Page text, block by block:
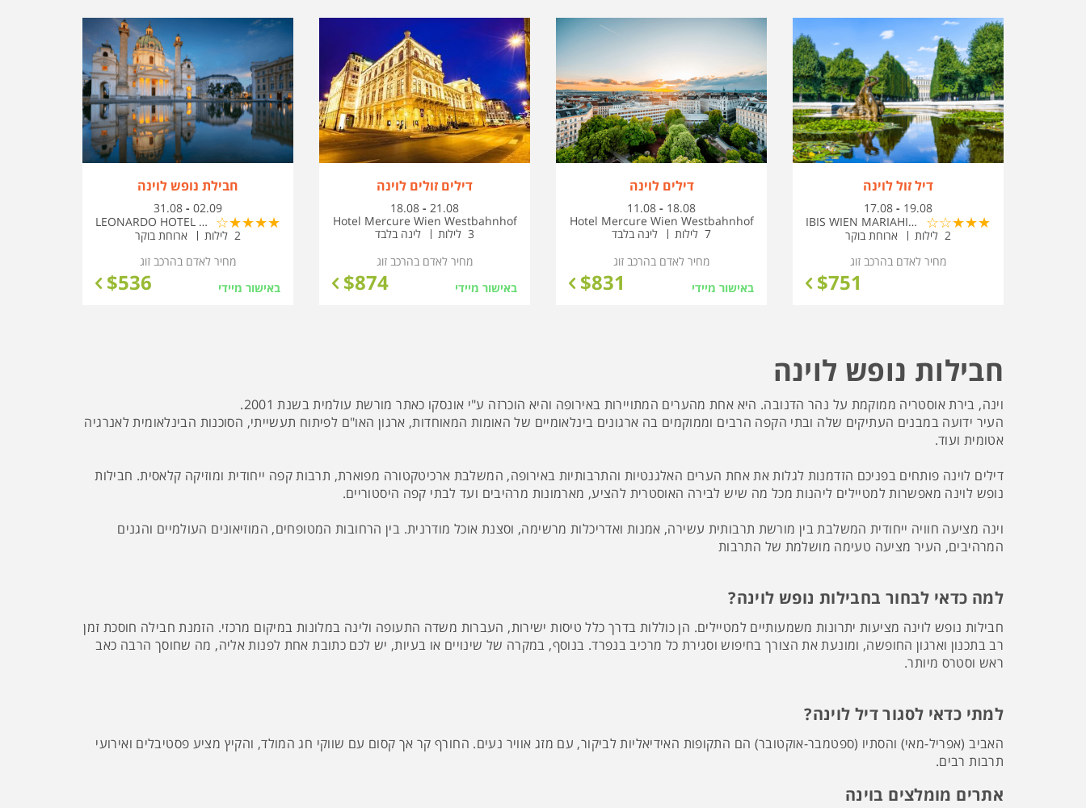
דיל זול לוינה
בין
התאריכים,
17.08- 19.08
IBIS WIEN MARIAHILF HOTEL
2 לילות
ארוחת בוקר
$751
מחיר לאדם בהרכב זוג
דילים לוינה
בין
התאריכים,
11.08- 18.08
Hotel Mercure Wien Westbahnhof
7 לילות
לינה בלבד
באישור מיידי $831
מחיר לאדם בהרכב זוג
דילים זולים לוינה
בין
התאריכים,
18.08-21.08
Hotel Mercure Wien Westbahnhof
3 לילות
לינה בלבד
באישור מיידי $874
מחיר לאדם בהרכב זוג
חבילת נופש לוינה
בין
31.08-02.09
LEONARDO HOTEL VIENNA CITY WEST
2 לילות
ארוחת בוקר
באישור מיידי $536
מחיר לאדם בהרכב זוג
חבילות נופש לוינה
וינה, בירת אוסטריה ממוקמת על נהר הדנובה. היא אחת מהערים המתויירות באירופה והיא הוכרזה ע"י אונסקו כאתר מורשת עולמית בשנת 2001.
העיר ידועה במבנים העתיקים שלה ובתי הקפה הרבים וממוקמים בה ארגונים בינלאומיים של האומות המאוחדות, ארגון האו"ם לפיתוח תעשייתי, הסוכנות הבינלאומית לאנרגיה
אטומית ועוד.
דילים לוינה פותחים בפניכם הזדמנות לגלות את אחת הערים האלגנטיות והתרבותיות באירופה, המשלבת ארכיטקטורה מפוארת, תרבות קפה ייחודית ומוזיקה קלאסית. חבילות
נופש לוינה מאפשרות למטיילים ליהנות מכל מה שיש לבירה האוסטרית להציע, מארמונות מרהיבים ועד לבתי קפה היסטוריים.
וינה מציעה חוויה ייחודית המשלבת בין מורשת תרבותית עשירה, אמנות ואדריכלות מרשימה, וסצנת אוכל מודרנית. בין הרחובות המטופחים, המוזיאונים העולמיים והגנים
המרהיבים, העיר מציעה טעימה מושלמת של התרבות
למה כדאי לבחור בחבילות נופש לוינה?
חבילות נופש לוינה מציעות יתרונות משמעותיים למטיילים. הן כוללות בדרך כלל טיסות ישירות, העברות משדה התעופה ולינה במלונות במיקום מרכזי. הזמנת חבילה חוסכת זמן
רב בתכנון וארגון החופשה, ומונעת את הצורך בחיפוש וסגירת כל מרכיב בנפרד. בנוסף, במקרה של שינויים או בעיות, יש לכם כתובת אחת לפנות אליה, מה שחוסך הרבה כאב
ראש וסטרס מיותר.
למתי כדאי לסגור דיל לוינה?
האביב (אפריל-מאי) והסתיו (ספטמבר-אוקטובר) הם התקופות האידיאליות לביקור, עם מזג אוויר נעים. החורף קר אך קסום עם שווקי חג המולד, והקיץ מציע פסטיבלים ואירועי
תרבות רבים.
אתרים מומלצים בוינה